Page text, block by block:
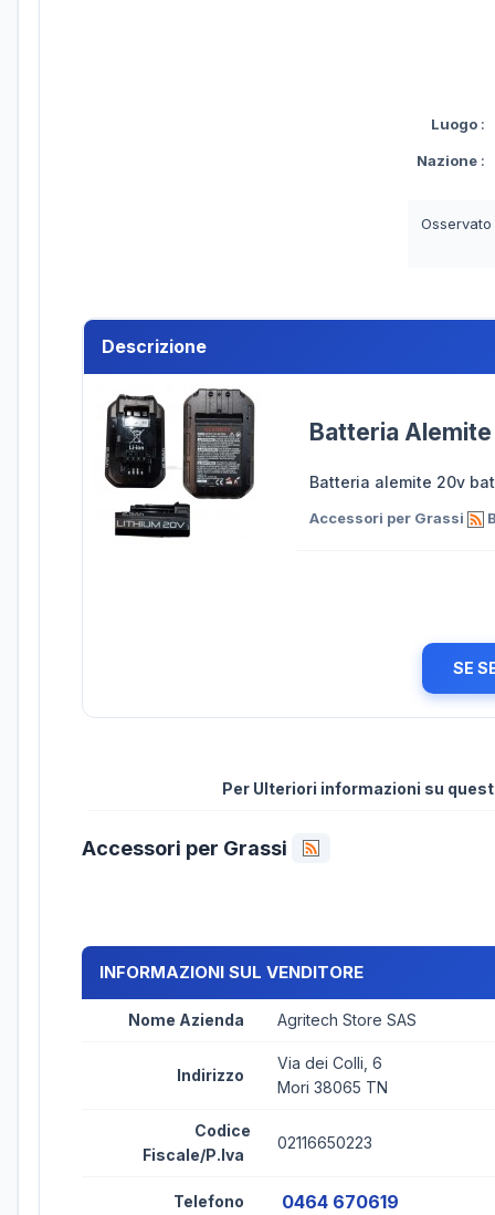
Luogo :
Nazione :
Descrizione
Batteria
Batteria alemite 20v
Accessori per Grassi
SE
Per Ulteriori informazioni su
Accessori per Grassi
INFORMAZIONI SUL VENDITORE
Nome Azienda Agritech Store SAS
Indirizzo
Via dei Colli, 6
Mori 38065 TN
Codice
Fiscale/P.Iva
02116650223
Telefono 0464 670619